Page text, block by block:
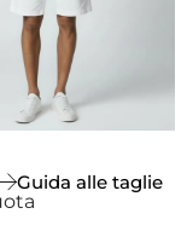
Guida alle taglie